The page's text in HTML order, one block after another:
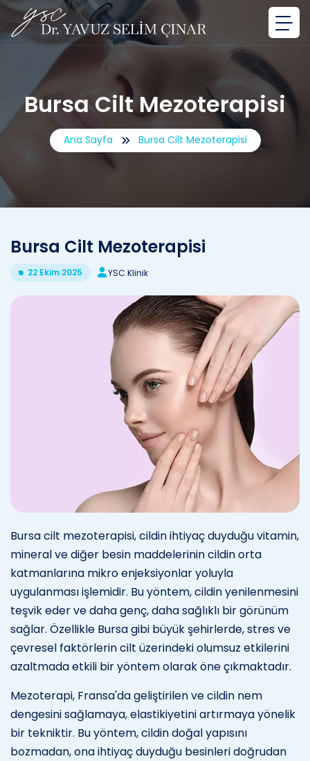
Bursa Cilt Mezoterapisi
Ana Sayfa Bursa Cilt Mezoterapisi
Bursa Cilt Mezoterapisi
22 Ekim 2025 YSC Klinik
Bursa cilt mezoterapisi, cildin ihtiyaç duyduğu vitamin,
mineral ve diğer besin maddelerinin cildin orta
katmanlarına mikro enjeksiyonlar yoluyla
uygulanması işlemidir. Bu yöntem, cildin yenilenmesini
teşvik eder ve daha genç, daha sağlıklı bir görünüm
sağlar. Özellikle Bursa gibi büyük şehirlerde, stres ve
çevresel faktörlerin cilt üzerindeki olumsuz etkilerini
azaltmada etkili bir yöntem olarak öne çıkmaktadır.
Mezoterapi, Fransa'da geliştirilen ve cildin nem
dengesini sağlamaya, elastikiyetini artırmaya yönelik
bir tekniktir. Bu yöntem, cildin doğal yapısını
bozmadan, ona ihtiyaç duyduğu besinleri doğrudan